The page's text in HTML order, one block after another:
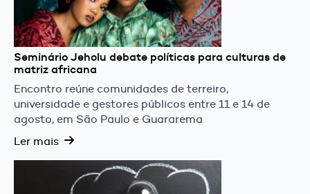
Seminário Jeholu debate políticas para culturas de
matriz africana
Encontro reúne comunidades de terreiro,
universidade e gestores públicos entre 11 e 14 de
agosto, em São Paulo e Guararema
Ler mais